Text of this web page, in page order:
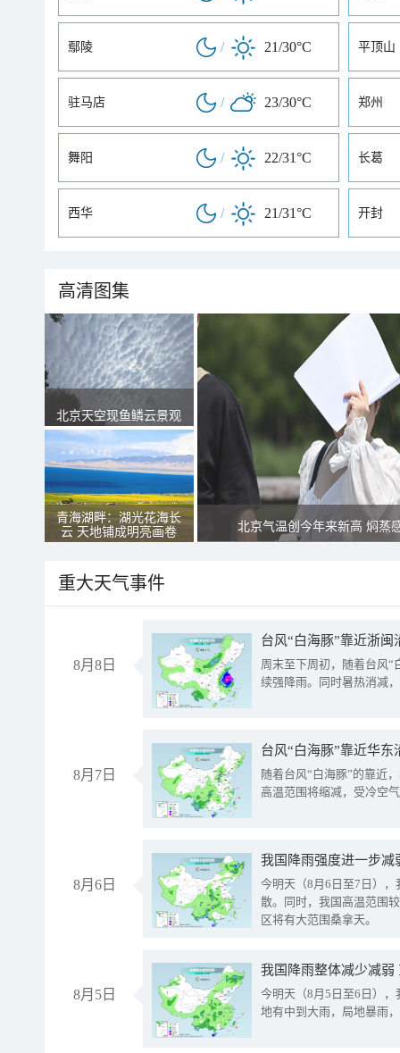
鄢陵 / 21/30°C 平顶山
驻马店 / 23/30°C 郑州
舞阳 / 22/31°C 长葛
西华 / 21/31°C 开封
高清图集
北京天空现鱼鳞云景观
青海湖畔：湖光花海长
云 天地铺成明亮画卷
北京气温创今年来新高 焖蒸
重大天气事件
8月8日
台风“白海豚”靠近浙
周末至下周初，随着台风“
续强降雨。同时暑热消减
8月7日
台风“白海豚”靠近华
随着台风“白海豚”的靠近
高温范围将缩减，受冷空
8月6日
今明天（8月6日至7日）
散。同时，我国高温范围
区将有大范围桑拿天。
8月5日
我国降雨整体减少减弱
今明天（8月5日至6日）
地有中到大雨，局地暴雨